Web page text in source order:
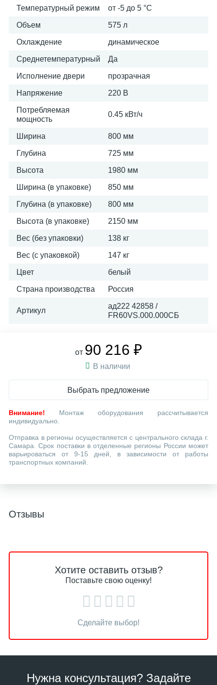
Температурный режим от -5 до 5 °C
Объем 575 л
Охлаждение динамическое
Среднетемпературный Да
Исполнение двери прозрачная
Напряжение 220 В
Потребляемая
мощность
0.45 кВт/ч
Ширина 800 мм
Глубина 725 мм
Высота 1980 мм
Ширина (в упаковке) 850 мм
Глубина (в упаковке) 800 мм
Высота (в упаковке) 2150 мм
Вес (без упаковки) 138 кг
Вес (с упаковкой) 147 кг
Цвет белый
Страна производства Россия
Артикул
ад222 42858 /
FR60VS.000.000СБ
от 90 216 ₽
В наличии
Выбрать предложение
Внимание! Монтаж оборудования рассчитывается
индивидуально.
Отправка в регионы осуществляется с центрального склада г.
Самара. Срок поставки в отделенные регионы России может
варьироваться от 9-15 дней, в зависимости от работы
транспортных компаний.
Отзывы
Хотите оставить отзыв?
Поставьте свою оценку!
Сделайте выбор!
Нужна консультация? Задайте